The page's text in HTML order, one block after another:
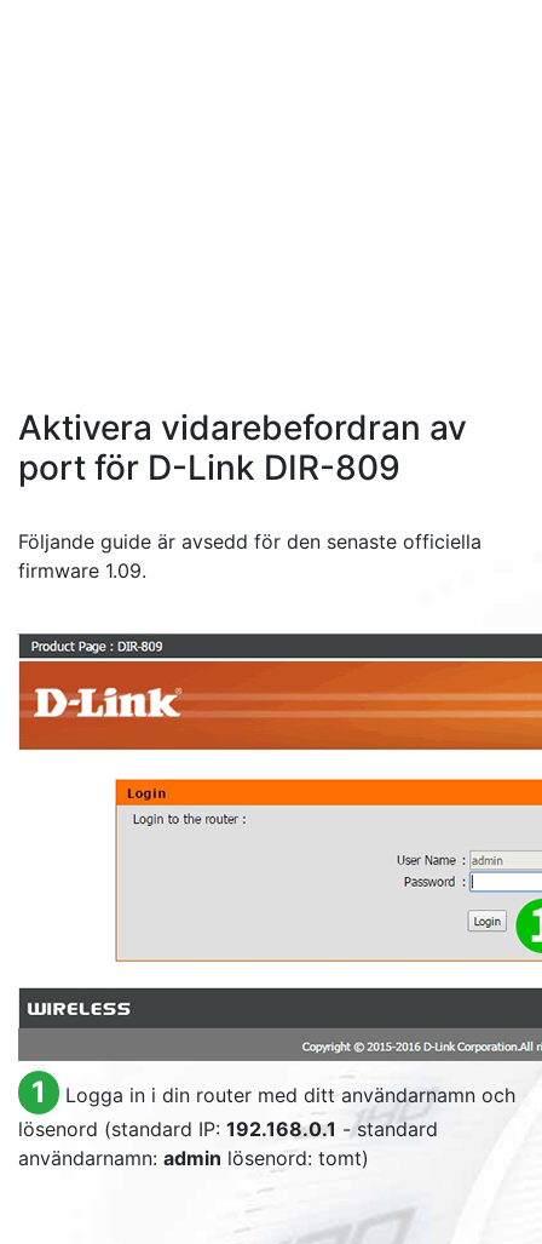
Aktivera vidarebefordran av
port för D-Link DIR-809
Följande guide är avsedd för den senaste officiella
firmware 1.09.
1
Logga in i din router med ditt användarnamn och
lösenord (standard IP: 192.168.0.1 - standard
användarnamn: admin lösenord: tomt)